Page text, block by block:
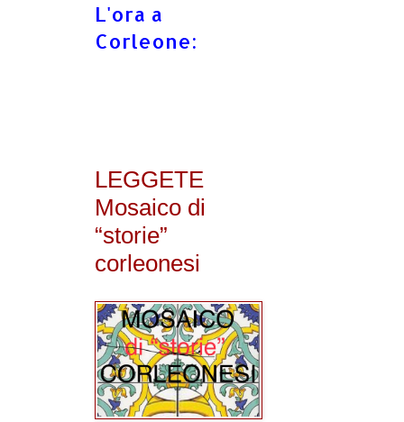
L'ora a
Corleone:
LEGGETE
Mosaico di
“storie”
corleonesi